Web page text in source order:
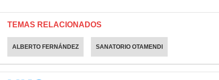
TEMAS RELACIONADOS
ALBERTO FERNÁNDEZ SANATORIO OTAMENDI